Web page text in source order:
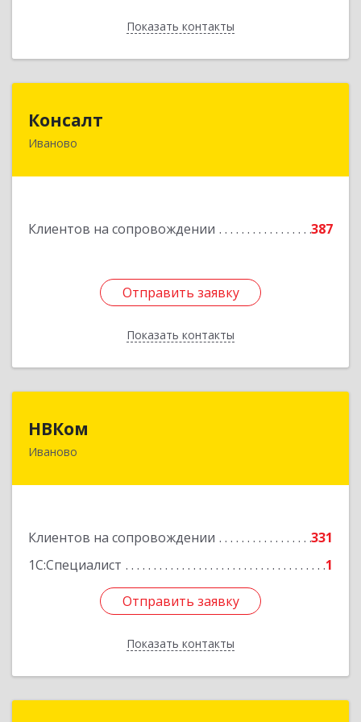
Показать контакты
Назад
Консалт
Иваново
Клиентов на сопровождении 387
Отправить заявку
Показать контакты
153000, Ивановская обл, Иваново г, Жарова ул,
Отправить заявку
Назад
НВКом
Иваново
Клиентов на сопровождении
331
1С:Специалист
1
Отправить заявку
Показать контакты
153000, Ивановская обл, Иваново г, Аптечный
Отправить заявку
Назад